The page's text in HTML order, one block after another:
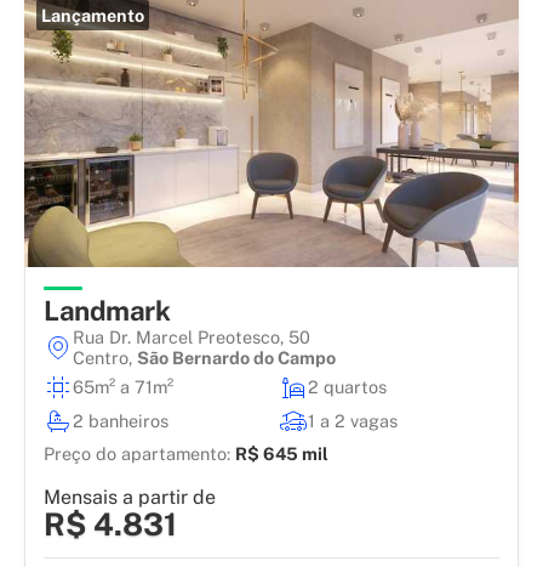
Lançamento
Landmark
Rua Dr. Marcel Preotesco, 50
Centro, São Bernardo do Campo
65m² a 71m²
2 quartos
2 banheiros
1 a 2 vagas
Preço do apartamento: R$ 645 mil
Mensais a partir de
R$ 4.831